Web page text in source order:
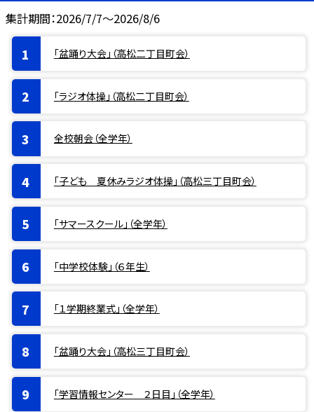
集計期間：2026/7/7～2026/8/6
「盆踊り大会」（高松二丁目町会）
「ラジオ体操」（高松二丁目町会）
全校朝会（全学年）
「子ども 夏休みラジオ体操」（高松三丁目町会）
「サマースクール」（全学年）
「中学校体験」（６年生）
「１学期終業式」（全学年）
「盆踊り大会」（高松三丁目町会）
「学習情報センター ２日目」（全学年）